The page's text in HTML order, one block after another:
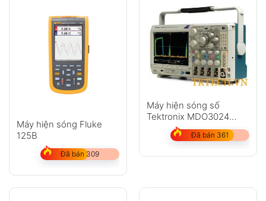
Máy hiện sóng Fluke
125B
Đã bán 309
Máy hiện sóng số
Tektronix MDO3024
(200Mhz, 4CH, 2.5GS/s)
Đã bán 361